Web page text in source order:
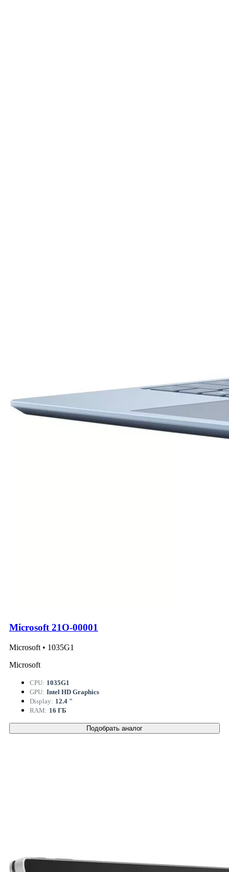
Microsoft 21O-00001
Microsoft • 1035G1
Microsoft
CPU: 1035G1
GPU: Intel HD Graphics
Display: 12.4 "
RAM: 16 ГБ
Подобрать аналог